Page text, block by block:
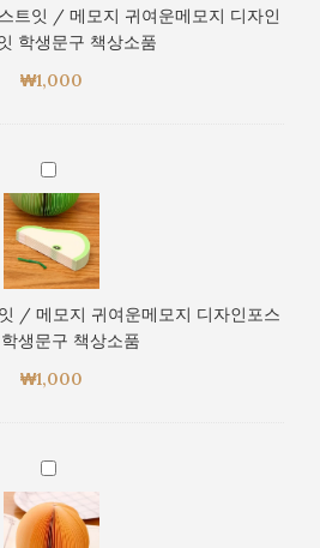
잇
학
문
상
소
품
메
모
지
포
스
트
잇
학
생
문
책
품
양
포
스
/
모
지
귀
여
운
메
모
인
포
스
트잇 / 메모지 귀여운메모지 디자인
학생문구 책상소품
₩1,000
배
과
일
모
양
스
트
잇
모
귀
여
/ 메모지 귀여운메모지 디자인포스
생문구 책상소품
₩1,000
오
렌
지